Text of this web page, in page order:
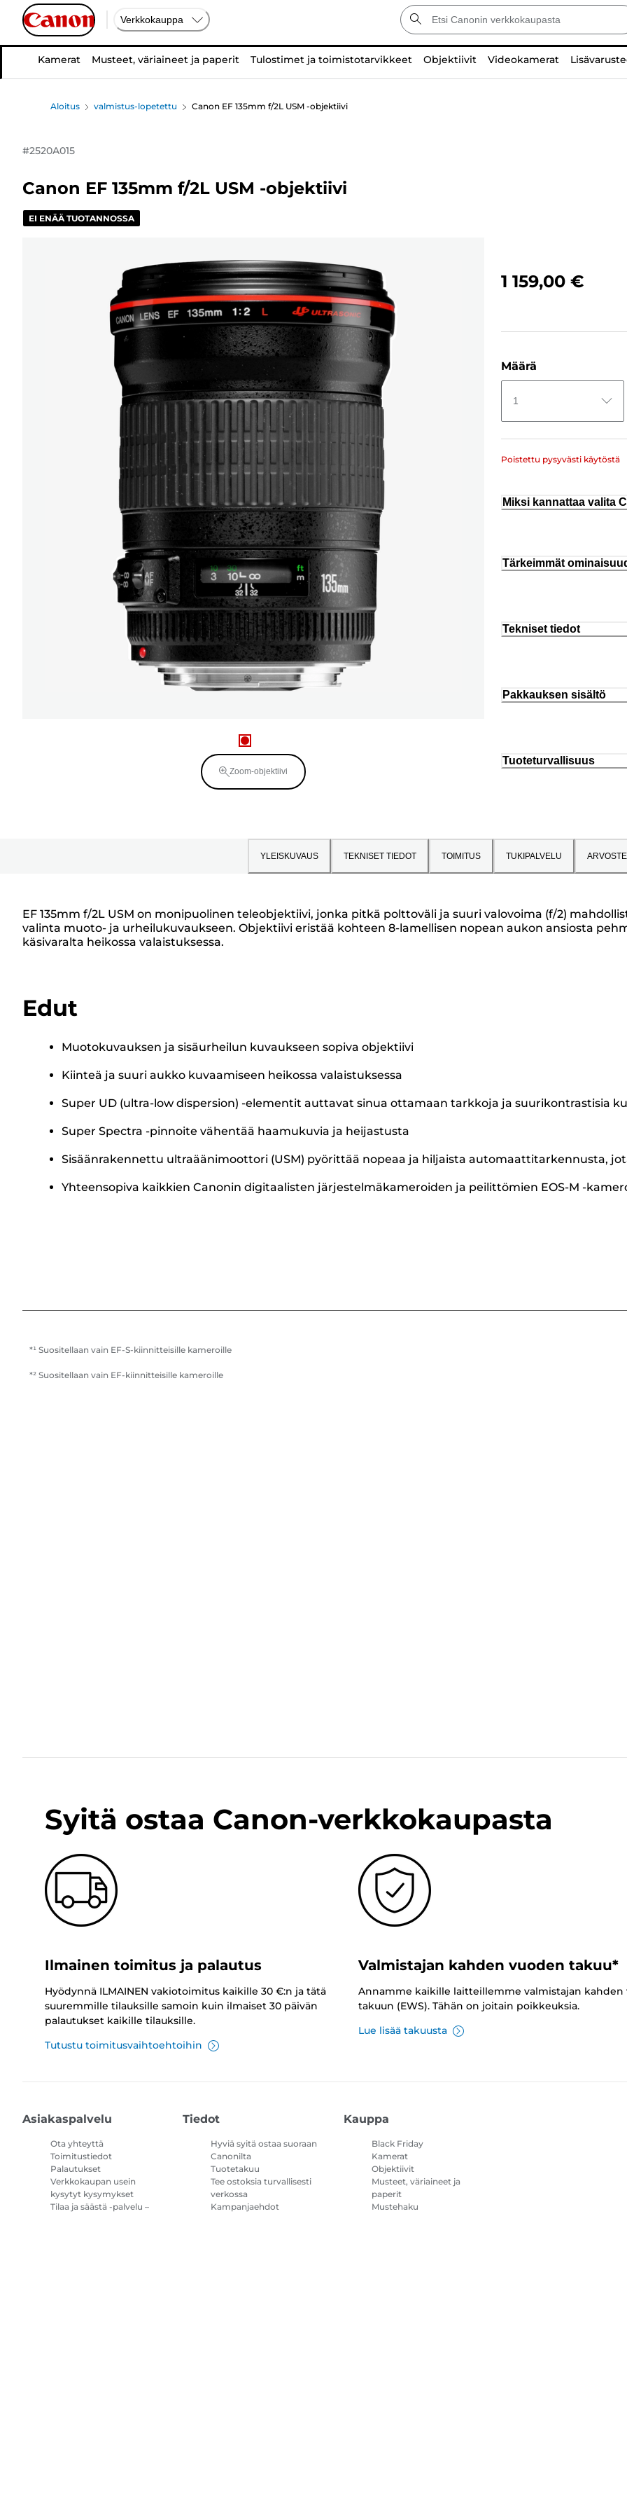
Verkkokauppa
Kamerat Musteet, väriaineet ja paperit Tulostimet ja toimistotarvikkeet Objektiivit Videokamerat
Aloitus valmistus-lopetettu Canon EF 135mm f/2L USM -objektiivi
#2520A015
Canon EF 135mm f/2L USM -objektiivi
EI ENÄÄ TUOTANNOSSA
Zoom-objektiivi
1 159,00 €
Määrä
1
Poistettu pysyvästi käytöstä
Miksi kannattaa valita
Tärkeimmät
Tekniset tiedot
Pakkauksen sisältö
Tuoteturvallisuus
YLEISKUVAUS TEKNISET TIEDOT TOIMITUS TUKIPALVELU
EF 135mm f/2L USM on monipuolinen teleobjektiivi, jonka pitkä polttoväli ja suuri valovoima (f/2)
valinta muoto- ja urheilukuvaukseen. Objektiivi eristää kohteen 8-lamellisen nopean aukon ansiosta
käsivaralta heikossa valaistuksessa.
Edut
Muotokuvauksen ja sisäurheilun kuvaukseen sopiva objektiivi
Kiinteä ja suuri aukko kuvaamiseen heikossa valaistuksessa
Super UD (ultra-low dispersion) -elementit auttavat sinua ottamaan tarkkoja ja suurikontrastisia
Super Spectra -pinnoite vähentää haamukuvia ja heijastusta
Sisäänrakennettu ultraäänimoottori (USM) pyörittää nopeaa ja hiljaista automaattitarkennusta,
Yhteensopiva kaikkien Canonin digitaalisten järjestelmäkameroiden ja peilittömien EOS-M -
*¹ Suositellaan vain EF-S-kiinnitteisille kameroille
*² Suositellaan vain EF-kiinnitteisille kameroille
Syitä ostaa Canon-verkkokaupasta
Ilmainen toimitus ja palautus
Hyödynnä ILMAINEN vakiotoimitus kaikille 30 €:n ja tätä
suuremmille tilauksille samoin kuin ilmaiset 30 päivän
palautukset kaikille tilauksille.
Tutustu toimitusvaihtoehtoihin
Valmistajan kahden vuoden takuu*
Annamme kaikille laitteillemme valmistajan kahden
takuun (EWS). Tähän on joitain poikkeuksia.
Lue lisää takuusta
Asiakaspalvelu
Ota yhteyttä
Toimitustiedot
Palautukset
Verkkokaupan usein
kysytyt kysymykset
Tilaa ja säästä -palvelu –
Tiedot
Hyviä syitä ostaa suoraan
Canonilta
Tuotetakuu
Tee ostoksia turvallisesti
verkossa
Kampanjaehdot
Kauppa
Black Friday
Kamerat
Objektiivit
Musteet, väriaineet ja
paperit
Mustehaku